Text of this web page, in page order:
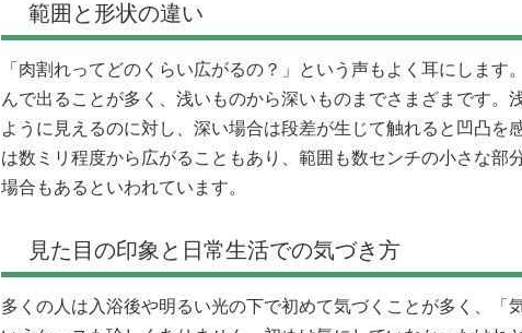
範囲と形状の違い
「肉割れってどのくらい広がるの？」という声もよく耳にします
んで出ることが多く、浅いものから深いものまでさまざまです。
ように見えるのに対し、深い場合は段差が生じて触れると凹凸を
は数ミリ程度から広がることもあり、範囲も数センチの小さな部
場合もあるといわれています。
見た目の印象と日常生活での気づき方
多くの人は入浴後や明るい光の下で初めて気づくことが多く、「